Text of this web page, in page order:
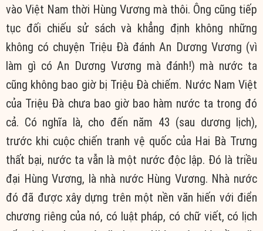
vào Việt Nam thời Hùng Vương mà thôi. Ông cũng tiếp
tục đối chiếu sử sách và khẳng định không những
không có chuyện Triệu Đà đánh An Dương Vương (vì
làm gì có An Dương Vương mà đánh!) mà nước ta
cũng không bao giờ bị Triệu Đà chiếm. Nước Nam Việt
của Triệu Đà chưa bao giờbao hàm nước ta trong đó
cả. Có nghĩa là, cho đến năm 43 (sau dương lịch),
trước khi cuộc chiến tranh vệ quốc của Hai Bà Trưng
thất bại, nước ta vẫn là một nước độc lập. Đó là triều
đại Hùng Vương, là nhà nước Hùng Vương. Nhà nước
đó đã đượcxây dựng trên một nền văn hiến với điển
chương riêng của nó, có luật pháp, có chữ viết, có lịch